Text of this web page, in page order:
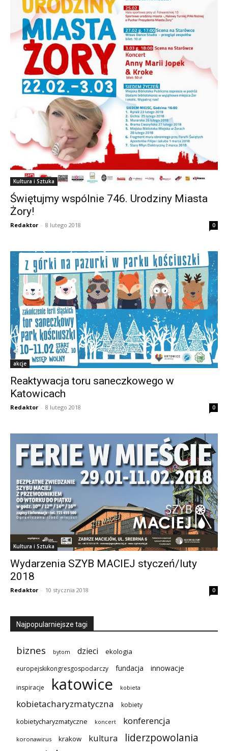
Kultura i Sztuka
Świętujmy wspólnie 746. Urodziny Miasta
Żory!
Redaktor - 8 lutego 2018 0
akcje
Reaktywacja toru saneczkowego w
Katowicach
Redaktor - 8 lutego 2018 0
Kultura i Sztuka
Wydarzenia SZYB MACIEJ styczeń/luty
2018
Redaktor - 10 stycznia 2018 0
Najpopularniejsze tagi
biznes bytom dzieci ekologia
europejskikongresgospodarczy fundacja innowacje
inspiracje katowice kobieta
kobietacharyzmatyczna kobiety
kobietycharyzmatyczne koncert konferencja
koronawirus krakow kultura liderzpowolania